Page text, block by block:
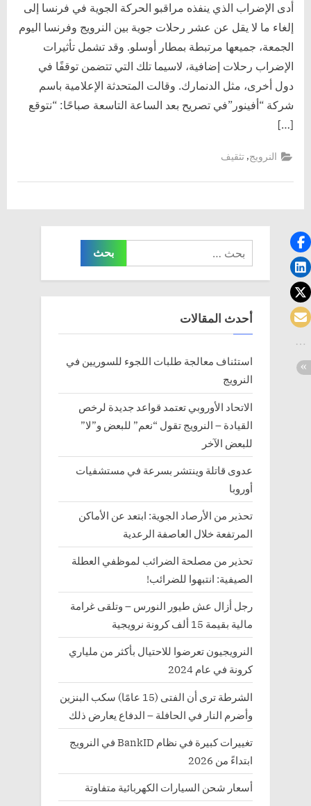
رحلات
النرويج
وفرنسا
أدى الإضراب الذي ينفذه مراقبو الحركة الجوية في فرنسا إلى
إلغاء ما لا يقل عن عشر رحلات جوية بين النرويج وفرنسا اليوم
الجمعة، جميعها مرتبطة بمطار أوسلو. وقد تشمل تأثيرات
الإضراب رحلات إضافية، لاسيما تلك التي تتضمن توقفًا في
دول أخرى، مثل الدنمارك. وقالت المتحدثة الإعلامية باسم
شركة “أفينور”في تصريح بعد الساعة التاسعة صباحًا: “نتوقع
[…]
النرويج,تثقيف
البحث
عن:
أحدث المقالات
استئناف معالجة طلبات اللجوء للسوريين في
النرويج
الاتحاد الأوروبي تعتمد قواعد جديدة لرخص
القيادة – النرويج تقول “نعم” للبعض و”لا”
للبعض الآخر
عدوى قاتلة وينتشر بسرعة في مستشفيات
أوروبا
تحذير من الأرصاد الجوية: ابتعد عن الأماكن
المرتفعة خلال العاصفة الرعدية
تحذير من مصلحة الضرائب لموظفي العطلة
الصيفية: انتبهوا للضرائب!
رجل أزال عش طيور النورس – وتلقى غرامة
مالية بقيمة 15 ألف كرونة نرويجية
النرويجيون تعرضوا للاحتيال بأكثر من ملياري
كرونة في عام 2024
الشرطة ترى أن الفتى (15 عامًا) سكب البنزين
وأضرم النار في الحافلة – الدفاع يعارض ذلك
تغييرات كبيرة في نظام BankID في النرويج
ابتداءً من 2026
أسعار شحن السيارات الكهربائية متفاوتة